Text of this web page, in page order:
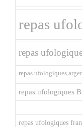
repas
repas
repas ufologiques
repas ufologiques
repas ufologiques